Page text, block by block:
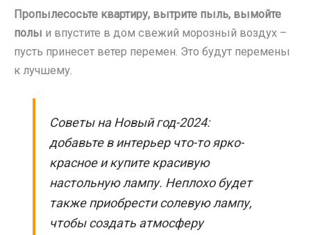
Пропылесосьте квартиру, вытрите пыль, вымойте
полы и впустите в дом свежий морозный воздух –
пусть принесет ветер перемен. Это будут перемены
к лучшему.
Советы на Новый год-2024:
добавьте в интерьер что-то ярко-
красное и купите красивую
настольную лампу. Неплохо будет
также приобрести солевую лампу,
чтобы создать атмосферу